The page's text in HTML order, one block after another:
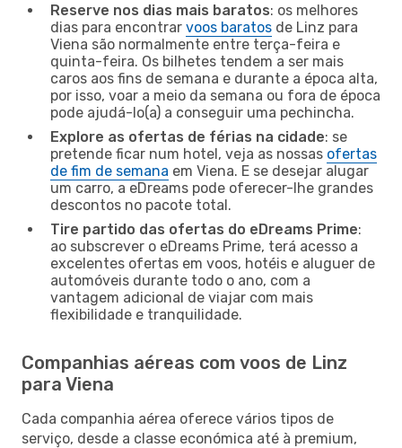
Reserve nos dias mais baratos: os melhores
dias para encontrar voos baratos de Linz para
Viena são normalmente entre terça-feira e
quinta-feira. Os bilhetes tendem a ser mais
caros aos fins de semana e durante a época alta,
por isso, voar a meio da semana ou fora de época
pode ajudá-lo(a) a conseguir uma pechincha.
Explore as ofertas de férias na cidade: se
pretende ficar num hotel, veja as nossas ofertas
de fim de semana em Viena. E se desejar alugar
um carro, a eDreams pode oferecer-lhe grandes
descontos no pacote total.
Tire partido das ofertas do eDreams Prime:
ao subscrever o eDreams Prime, terá acesso a
excelentes ofertas em voos, hotéis e aluguer de
automóveis durante todo o ano, com a
vantagem adicional de viajar com mais
flexibilidade e tranquilidade.
Companhias aéreas com voos de Linz
para Viena
Cada companhia aérea oferece vários tipos de
serviço, desde a classe económica até à premium,